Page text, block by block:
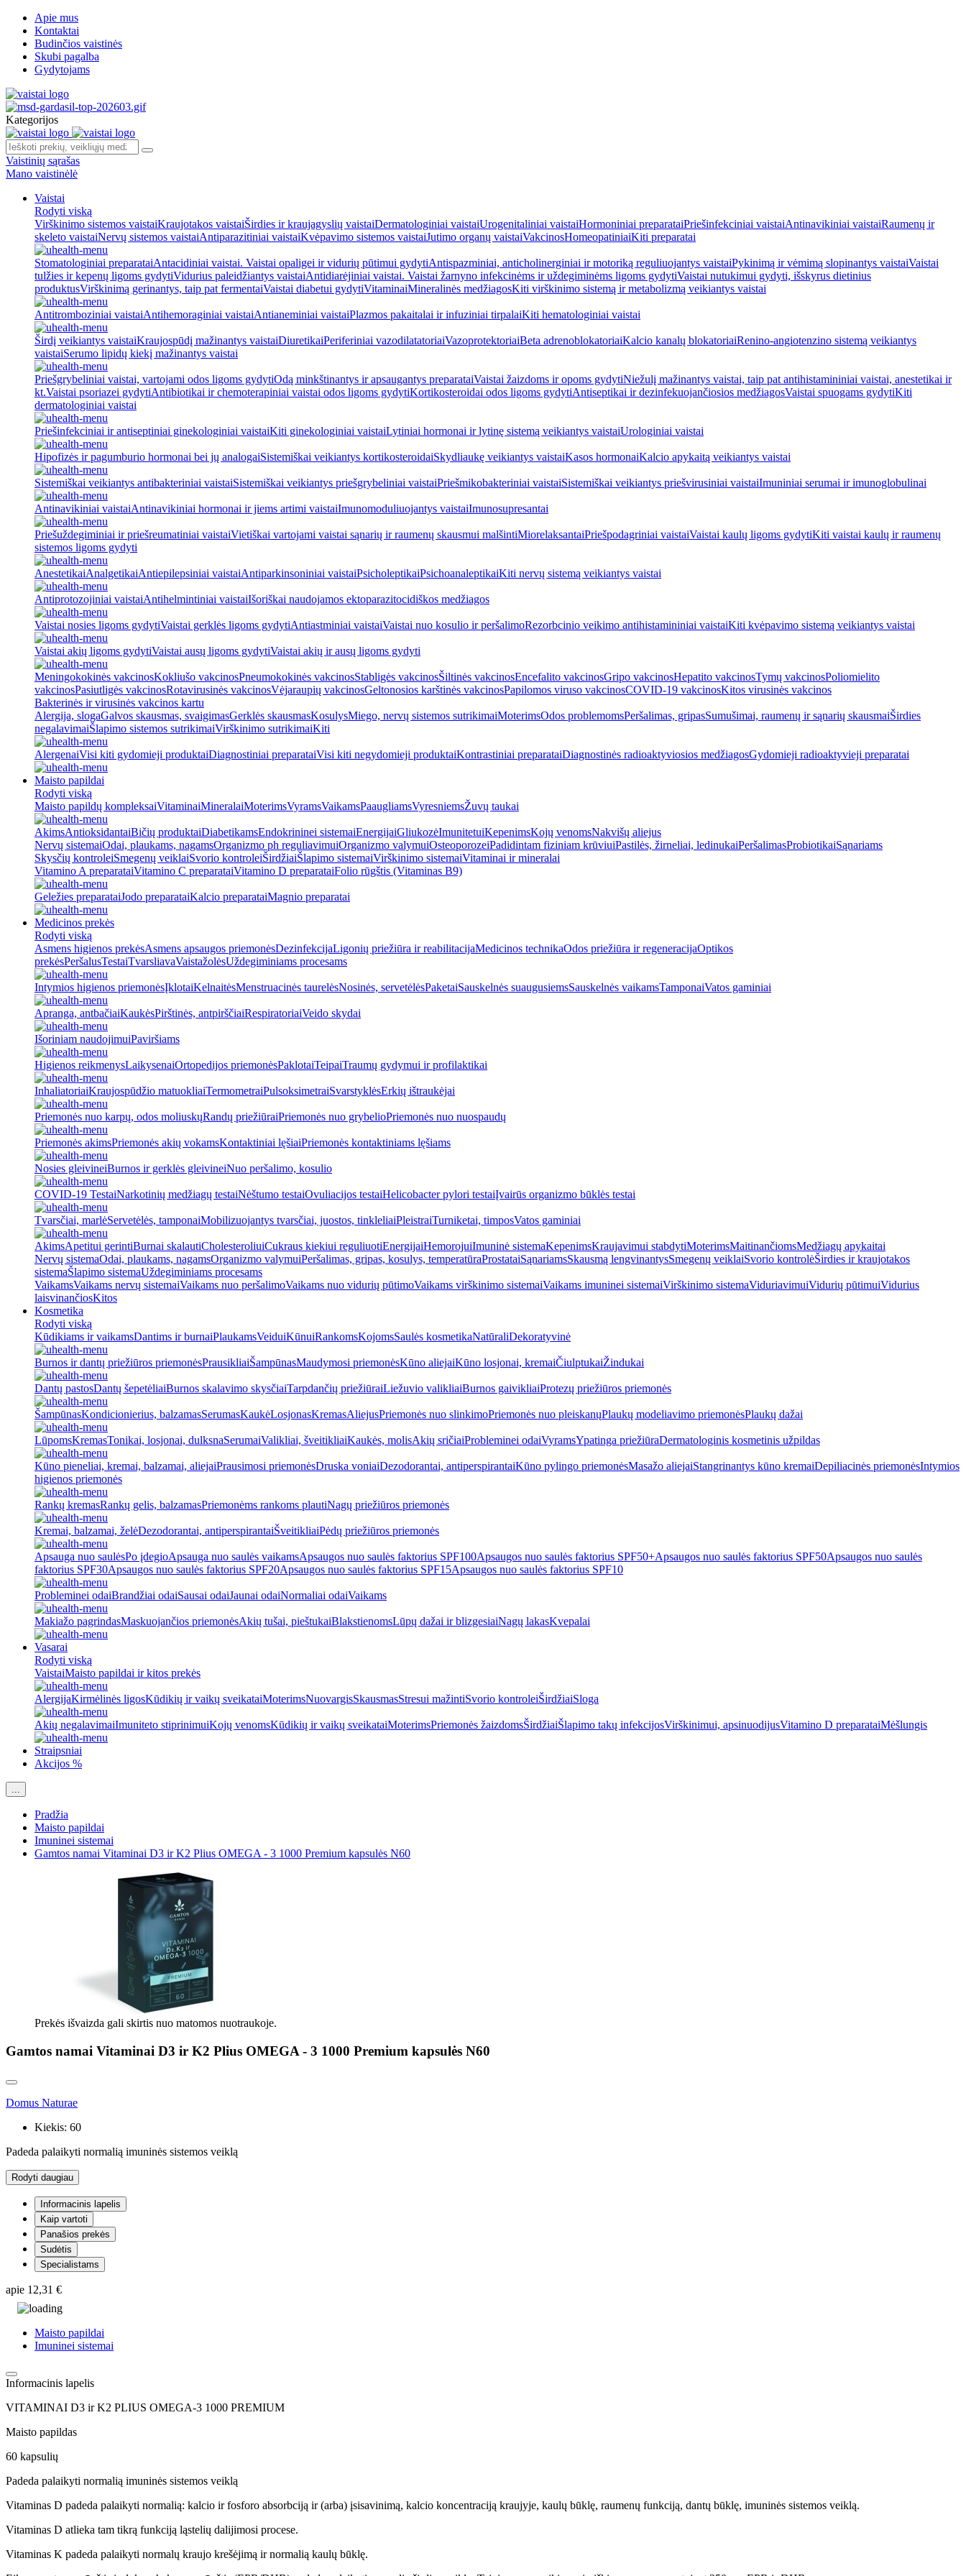
Apie mus
Kontaktai
Budinčios vaistinės
Skubi pagalba
Gydytojams
Kategorijos
Vaistinių sąrašas
Mano vaistinėlė
Vaistai
Rodyti viską
Virškinimo sistemos vaistaiKraujotakos vaistaiŠirdies ir kraujagyslių vaistaiDermatologiniai vaistaiUrogenitaliniai vaistaiHormoniniai preparataiPriešinfekciniai vaistaiAntinavikiniai vaistaiRaumenų ir
skeleto vaistaiNervų sistemos vaistaiAntiparazitiniai vaistaiKvėpavimo sistemos vaistaiJutimo organų vaistaiVakcinosHomeopatiniaiKiti preparatai
Stomatologiniai preparataiAntacidiniai vaistai. Vaistai opaligei ir vidurių pūtimui gydytiAntispazminiai, anticholinerginiai ir motoriką reguliuojantys vaistaiPykinimą ir vėmimą slopinantys vaistaiVaistai
tulžies ir kepenų ligoms gydytiVidurius paleidžiantys vaistaiAntidiarėjiniai vaistai. Vaistai žarnyno infekcinėms ir uždegiminėms ligoms gydytiVaistai nutukimui gydyti, išskyrus dietinius
produktusVirškinimą gerinantys, taip pat fermentaiVaistai diabetui gydytiVitaminaiMineralinės medžiagosKiti virškinimo sistemą ir metabolizmą veikiantys vaistai
Antitromboziniai vaistaiAntihemoraginiai vaistaiAntianeminiai vaistaiPlazmos pakaitalai ir infuziniai tirpalaiKiti hematologiniai vaistai
Širdį veikiantys vaistaiKraujospūdį mažinantys vaistaiDiuretikaiPeriferiniai vazodilatatoriaiVazoprotektoriaiBeta adrenoblokatoriaiKalcio kanalų blokatoriaiRenino-angiotenzino sistemą veikiantys
vaistaiSerumo lipidų kiekį mažinantys vaistai
Priešgrybeliniai vaistai, vartojami odos ligoms gydytiOdą minkštinantys ir apsaugantys preparataiVaistai žaizdoms ir opoms gydytiNiežulį mažinantys vaistai, taip pat antihistamininiai vaistai, anestetikai ir
kt.Vaistai psoriazei gydytiAntibiotikai ir chemoterapiniai vaistai odos ligoms gydytiKortikosteroidai odos ligoms gydytiAntiseptikai ir dezinfekuojančiosios medžiagosVaistai spuogams gydytiKiti
dermatologiniai vaistai
Priešinfekciniai ir antiseptiniai ginekologiniai vaistaiKiti ginekologiniai vaistaiLytiniai hormonai ir lytinę sistemą veikiantys vaistaiUrologiniai vaistai
Hipofizės ir pagumburio hormonai bei jų analogaiSistemiškai veikiantys kortikosteroidaiSkydliaukę veikiantys vaistaiKasos hormonaiKalcio apykaitą veikiantys vaistai
Sistemiškai veikiantys antibakteriniai vaistaiSistemiškai veikiantys priešgrybeliniai vaistaiPriešmikobakteriniai vaistaiSistemiškai veikiantys priešvirusiniai vaistaiImuniniai serumai ir imunoglobulinai
Antinavikiniai vaistaiAntinavikiniai hormonai ir jiems artimi vaistaiImunomoduliuojantys vaistaiImunosupresantai
Priešuždegiminiai ir priešreumatiniai vaistaiVietiškai vartojami vaistai sąnarių ir raumenų skausmui malšintiMiorelaksantaiPriešpodagriniai vaistaiVaistai kaulų ligoms gydytiKiti vaistai kaulų ir raumenų
sistemos ligoms gydyti
AnestetikaiAnalgetikaiAntiepilepsiniai vaistaiAntiparkinsoniniai vaistaiPsicholeptikaiPsichoanaleptikaiKiti nervų sistemą veikiantys vaistai
Antiprotozojiniai vaistaiAntihelmintiniai vaistaiIšoriškai naudojamos ektoparazitocidiškos medžiagos
Vaistai nosies ligoms gydytiVaistai gerklės ligoms gydytiAntiastminiai vaistaiVaistai nuo kosulio ir peršalimoRezorbcinio veikimo antihistamininiai vaistaiKiti kvėpavimo sistemą veikiantys vaistai
Vaistai akių ligoms gydytiVaistai ausų ligoms gydytiVaistai akių ir ausų ligoms gydyti
Meningokokinės vakcinosKokliušo vakcinosPneumokokinės vakcinosStabligės vakcinosŠiltinės vakcinosEncefalito vakcinosGripo vakcinosHepatito vakcinosTymų vakcinosPoliomielito
vakcinosPasiutligės vakcinosRotavirusinės vakcinosVėjaraupių vakcinosGeltonosios karštinės vakcinosPapilomos viruso vakcinosCOVID-19 vakcinosKitos virusinės vakcinos
Bakterinės ir virusinės vakcinos kartu
Alergija, slogaGalvos skausmas, svaigimasGerklės skausmasKosulysMiego, nervų sistemos sutrikimaiMoterimsOdos problemomsPeršalimas, gripasSumušimai, raumenų ir sąnarių skausmaiŠirdies
negalavimaiŠlapimo sistemos sutrikimaiVirškinimo sutrikimaiKiti
AlergenaiVisi kiti gydomieji produktaiDiagnostiniai preparataiVisi kiti negydomieji produktaiKontrastiniai preparataiDiagnostinės radioaktyviosios medžiagosGydomieji radioaktyvieji preparatai
Maisto papildai
Rodyti viską
Maisto papildų kompleksaiVitaminaiMineralaiMoterimsVyramsVaikamsPaaugliamsVyresniemsŽuvų taukai
AkimsAntioksidantaiBičių produktaiDiabetikamsEndokrininei sistemaiEnergijaiGliukozėImunitetuiKepenimsKojų venomsNakvišų aliejus
Nervų sistemaiOdai, plaukams, nagamsOrganizmo ph reguliavimuiOrganizmo valymuiOsteoporozeiPadidintam fiziniam krūviuiPastilės, žirneliai, ledinukaiPeršalimasProbiotikaiSąnariams
Skysčių kontroleiSmegenų veiklaiSvorio kontroleiŠirdžiaiŠlapimo sistemaiVirškinimo sistemaiVitaminai ir mineralai
Vitamino A preparataiVitamino C preparataiVitamino D preparataiFolio rūgštis (Vitaminas B9)
Geležies preparataiJodo preparataiKalcio preparataiMagnio preparatai
Medicinos prekės
Rodyti viską
Asmens higienos prekėsAsmens apsaugos priemonėsDezinfekcijaLigonių priežiūra ir reabilitacijaMedicinos technikaOdos priežiūra ir regeneracijaOptikos
prekėsPeršalusTestaiTvarsliavaVaistažolėsUždegiminiams procesams
Intymios higienos priemonėsĮklotaiKelnaitėsMenstruacinės taurelėsNosinės, servetėlėsPaketaiSauskelnės suaugusiemsSauskelnės vaikamsTamponaiVatos gaminiai
Apranga, antbačiaiKaukėsPirštinės, antpirščiaiRespiratoriaiVeido skydai
Išoriniam naudojimuiPaviršiams
Higienos reikmenysLaikysenaiOrtopedijos priemonėsPaklotaiTeipaiTraumų gydymui ir profilaktikai
InhaliatoriaiKraujospūdžio matuokliaiTermometraiPulsoksimetraiSvarstyklėsErkių ištraukėjai
Priemonės nuo karpų, odos moliuskųRandų priežiūraiPriemonės nuo grybelioPriemonės nuo nuospaudų
Priemonės akimsPriemonės akių vokamsKontaktiniai lęšiaiPriemonės kontaktiniams lęšiams
Nosies gleivineiBurnos ir gerklės gleivineiNuo peršalimo, kosulio
COVID-19 TestaiNarkotinių medžiagų testaiNėštumo testaiOvuliacijos testaiHelicobacter pylori testaiĮvairūs organizmo būklės testai
Tvarsčiai, marlėServetėlės, tamponaiMobilizuojantys tvarsčiai, juostos, tinkleliaiPleistraiTurniketai, timposVatos gaminiai
AkimsApetitui gerintiBurnai skalautiCholesteroliuiCukraus kiekiui reguliuotiEnergijaiHemorojuiImuninė sistemaKepenimsKraujavimui stabdytiMoterimsMaitinančiomsMedžiagų apykaitai
Nervų sistemaOdai, plaukams, nagamsOrganizmo valymuiPeršalimas, gripas, kosulys, temperatūraProstataiSąnariamsSkausmą lengvinantysSmegenų veiklaiSvorio kontrolėŠirdies ir kraujotakos
sistemaŠlapimo sistemaUždegiminiams procesams
VaikamsVaikams nervų sistemaiVaikams nuo peršalimoVaikams nuo vidurių pūtimoVaikams virškinimo sistemaiVaikams imuninei sistemaiVirškinimo sistemaViduriavimuiVidurių pūtimuiVidurius
laisvinančiosKitos
Kosmetika
Rodyti viską
Kūdikiams ir vaikamsDantims ir burnaiPlaukamsVeiduiKūnuiRankomsKojomsSaulės kosmetikaNatūraliDekoratyvinė
Burnos ir dantų priežiūros priemonėsPrausikliaiŠampūnasMaudymosi priemonėsKūno aliejaiKūno losjonai, kremaiČiulptukaiŽindukai
Dantų pastosDantų šepetėliaiBurnos skalavimo skysčiaiTarpdančių priežiūraiLiežuvio valikliaiBurnos gaivikliaiProtezų priežiūros priemonės
ŠampūnasKondicionierius, balzamasSerumasKaukėLosjonasKremasAliejusPriemonės nuo slinkimoPriemonės nuo pleiskanųPlaukų modeliavimo priemonėsPlaukų dažai
LūpomsKremasTonikai, losjonai, dulksnaSerumaiValikliai, šveitikliaiKaukės, molisAkių sričiaiProbleminei odaiVyramsYpatinga priežiūraDermatologinis kosmetinis užpildas
Kūno pieneliai, kremai, balzamai, aliejaiPrausimosi priemonėsDruska voniaiDezodorantai, antiperspirantaiKūno pylingo priemonėsMasažo aliejaiStangrinantys kūno kremaiDepiliacinės priemonėsIntymios
higienos priemonės
Rankų kremasRankų gelis, balzamasPriemonėms rankoms plautiNagų priežiūros priemonės
Kremai, balzamai, želėDezodorantai, antiperspirantaiŠveitikliaiPėdų priežiūros priemonės
Apsauga nuo saulėsPo įdegioApsauga nuo saulės vaikamsApsaugos nuo saulės faktorius SPF100Apsaugos nuo saulės faktorius SPF50+Apsaugos nuo saulės faktorius SPF50Apsaugos nuo saulės
faktorius SPF30Apsaugos nuo saulės faktorius SPF20Apsaugos nuo saulės faktorius SPF15Apsaugos nuo saulės faktorius SPF10
Probleminei odaiBrandžiai odaiSausai odaiJaunai odaiNormaliai odaiVaikams
Makiažo pagrindasMaskuojančios priemonėsAkių tušai, pieštukaiBlakstienomsLūpų dažai ir blizgesiaiNagų lakasKvepalai
Vasarai
Rodyti viską
VaistaiMaisto papildai ir kitos prekės
AlergijaKirmėlinės ligosKūdikių ir vaikų sveikataiMoterimsNuovargisSkausmasStresui mažintiSvorio kontroleiŠirdžiaiSloga
Akių negalavimaiImuniteto stiprinimuiKojų venomsKūdikių ir vaikų sveikataiMoterimsPriemonės žaizdomsŠirdžiaiŠlapimo takų infekcijosVirškinimui, apsinuodijusVitamino D preparataiMėšlungis
Straipsniai
Akcijos %
...
Pradžia
Maisto papildai
Imuninei sistemai
Gamtos namai Vitaminai D3 ir K2 Plius OMEGA - 3 1000 Premium kapsulės N60
Prekės išvaizda gali skirtis nuo matomos nuotraukoje.
Gamtos namai Vitaminai D3 ir K2 Plius OMEGA - 3 1000 Premium kapsulės N60
Domus Naturae
Kiekis: 60
Padeda palaikyti normalią imuninės sistemos veiklą
Rodyti daugiau
Informacinis lapelis
Kaip vartoti
Panašios prekės
Sudėtis
Specialistams
apie 12,31 €
Maisto papildai
Imuninei sistemai
Informacinis lapelis
VITAMINAI D3 ir K2 PLIUS OMEGA-3 1000 PREMIUM
Maisto papildas
60 kapsulių
Padeda palaikyti normalią imuninės sistemos veiklą
Vitaminas D padeda palaikyti normalią: kalcio ir fosforo absorbciją ir (arba) įsisavinimą, kalcio koncentraciją kraujyje, kaulų būklę, raumenų funkciją, dantų būklę, imuninės sistemos veiklą.
Vitaminas D atlieka tam tikrą funkciją ląstelių dalijimosi procese.
Vitaminas K padeda palaikyti normalų kraujo krešėjimą ir normalią kaulų būklę.